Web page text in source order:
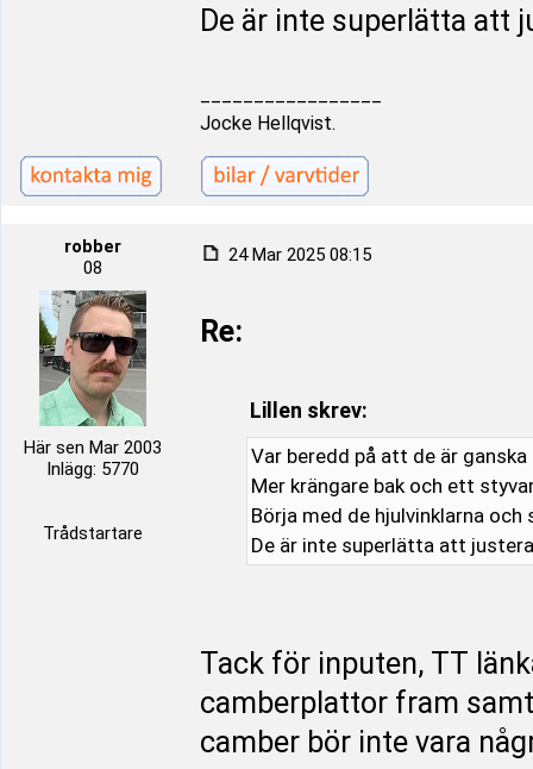
De är inte superlätta att
Jocke Hellqvist.
robber
08
Här sen Mar 2003
Inlägg: 5770
Trådstartare
24 Mar 2025 08:15
Re:
Lillen skrev:
Var beredd på att de är
Mer krängare bak och ett
Börja med de hjulvinklarna
De är inte superlätta att
Tack för inputen, TT
camberplattor fram
camber bör inte vara